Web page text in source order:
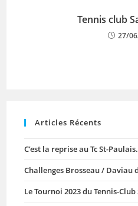
Tennis club
27/
Articles Récents
C’est la reprise au Tc St-Paulais.
Challenges Brosseau / Daviau
Le Tournoi 2023 du Tennis-